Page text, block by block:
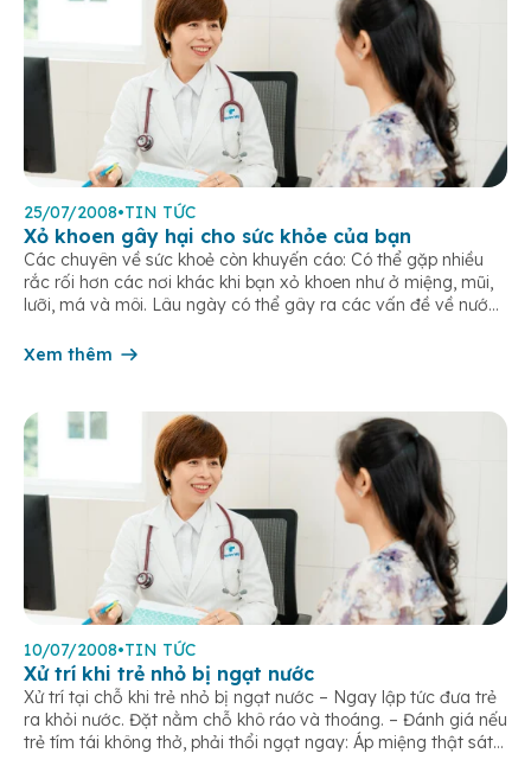
25/07/2008•TIN TỨC
Xỏ khoen gây hại cho sức khỏe của bạn
Các chuyên về sức khoẻ còn khuyến cáo: Có thể gặp nhiều
rắc rối hơn các nơi khác khi bạn xỏ khoen như ở miệng, mũi,
lưỡi, má và môi. Lâu ngày có thể gây ra các vấn đề về nướu
vệ sức khoẻ […]
Xem thêm
10/07/2008•TIN TỨC
Xử trí khi trẻ nhỏ bị ngạt nước
Xử trí tại chỗ khi trẻ nhỏ bị ngạt nước – Ngay lập tức đưa trẻ
ra khỏi nước. Đặt nằm chỗ khô ráo và thoáng. – Đánh giá nếu
trẻ tím tái không thở, phải thổi ngạt ngay: Áp miệng thật sát